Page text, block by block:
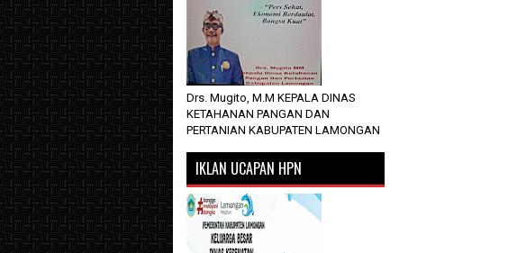
Drs. Mugito, M.M KEPALA DINAS
KETAHANAN PANGAN DAN
PERTANIAN KABUPATEN LAMONGAN
IKLAN UCAPAN HPN